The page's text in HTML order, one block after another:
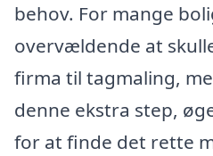
behov. For mange
overvældende at
firma til tagmaling,
denne ekstra step,
for at finde det rette